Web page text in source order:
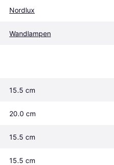
Nordlux
Wandlampen
15.5 cm
20.0 cm
15.5 cm
15.5 cm